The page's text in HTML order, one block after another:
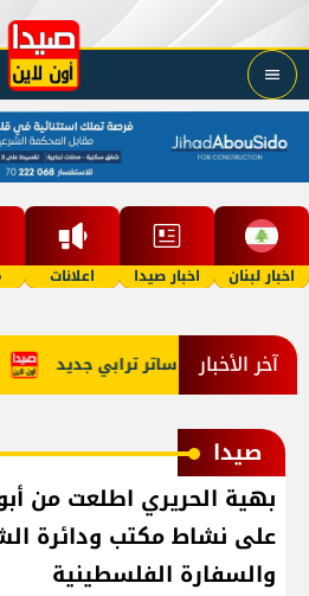
اخبار لبنان اخبار صيدا اعلانات
آخر الأخبار
التجريبية: ساتر ترابي جديد
صيدا
بهية الحريري اطلعت من
على نشاط مكتب ودائرة
والسفارة الفلسطينية